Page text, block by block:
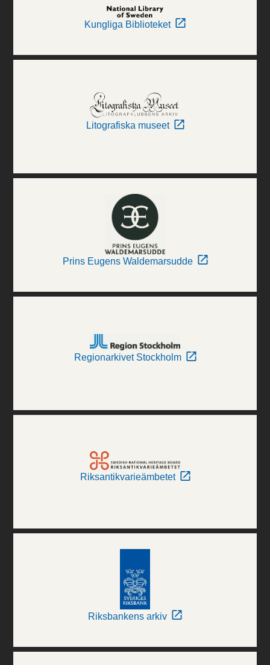
Kungliga Biblioteket
Litografiska museet
Prins Eugens Waldemarsudde
Regionarkivet Stockholm
Riksantikvarieämbetet
Riksbankens arkiv